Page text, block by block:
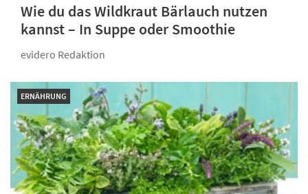
Wie du das Wildkraut Bärlauch nutzen
kannst – In Suppe oder Smoothie
evidero Redaktion
ERNÄHRUNG